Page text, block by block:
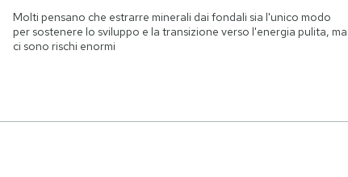
Molti pensano che estrarre minerali dai fondali sia l'unico modo
per sostenere lo sviluppo e la transizione verso l'energia pulita, ma
ci sono rischi enormi